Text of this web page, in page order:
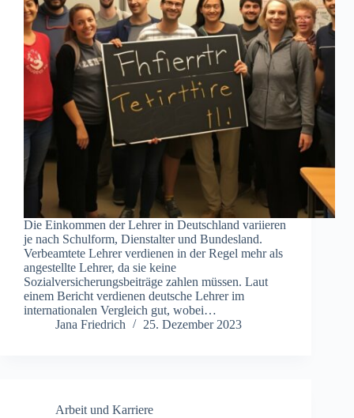
Die Einkommen der Lehrer in Deutschland variieren
je nach Schulform, Dienstalter und Bundesland.
Verbeamtete Lehrer verdienen in der Regel mehr als
angestellte Lehrer, da sie keine
Sozialversicherungsbeiträge zahlen müssen. Laut
einem Bericht verdienen deutsche Lehrer im
internationalen Vergleich gut, wobei…
Jana Friedrich
25. Dezember 2023
Arbeit und Karriere